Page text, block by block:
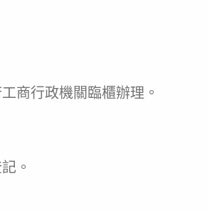
商行政機關臨櫃辦理。
。